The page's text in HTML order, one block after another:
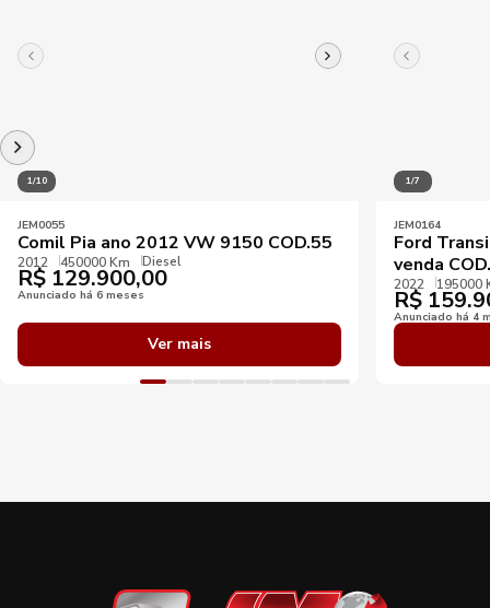
1/10
JEM0055
Comil Pia ano 2012 VW 9150 COD.55
2012 450000 Km Diesel
R$ 129.900,00
Anunciado há 6 meses
Ver mais
1/7
JEM0164
Ford
venda
2022 195000
R$
Anunciado há 4